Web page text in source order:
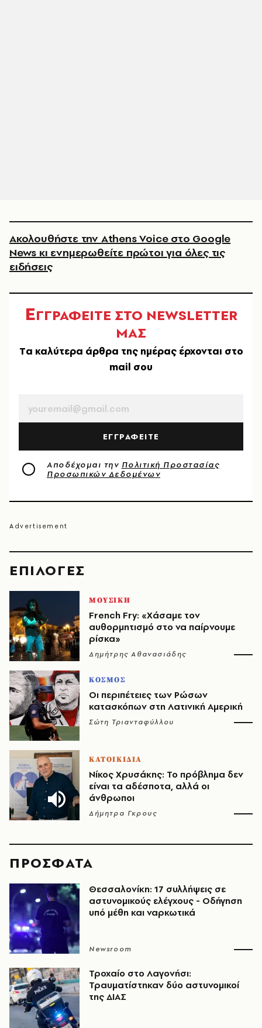
EΠΙΛΟΓΈΣ
ΜΟΥΣΙΚΗ
French Fry: «Χάσαμε τον
αυθορμητισμό στο να παίρνουμε
ρίσκα»
Δημήτρης Αθανασιάδης
ΚΟΣΜΟΣ
Οι περιπέτειες των Ρώσων
κατασκόπων στη Λατινική Αμερική
Σώτη Τριανταφύλλου
ΚΑΤΟΙΚΙΔΙΑ
Νίκος Χρυσάκης: Το πρόβλημα δεν
είναι τα αδέσποτα, αλλά οι
άνθρωποι
Δήμητρα Γκρους
Ακολουθήστε την Athens Voice στο Google
News κι ενημερωθείτε πρώτοι για όλες τις
ειδήσεις
ΕΓΓΡΑΦΕΙΤΕ ΣΤΟ NEWSLETTER
ΜΑΣ
Tα καλύτερα άρθρα της ημέρας έρχονται στο
mail σου
ΕΓΓΡΑΦΕΙΤΕ
Αποδέχομαι την Πολιτική Προστασίας
Προσωπικών Δεδομένων
ΠΡΟΣΦΑΤΑ
Θεσσαλονίκη: 17 συλλήψεις σε
αστυνομικούς ελέγχους - Οδήγηση
υπό μέθη και ναρκωτικά
Newsroom
Τροχαίο στο Λαγονήσι:
Τραυματίστηκαν δύο αστυνομικοί
της ΔΙΑΣ